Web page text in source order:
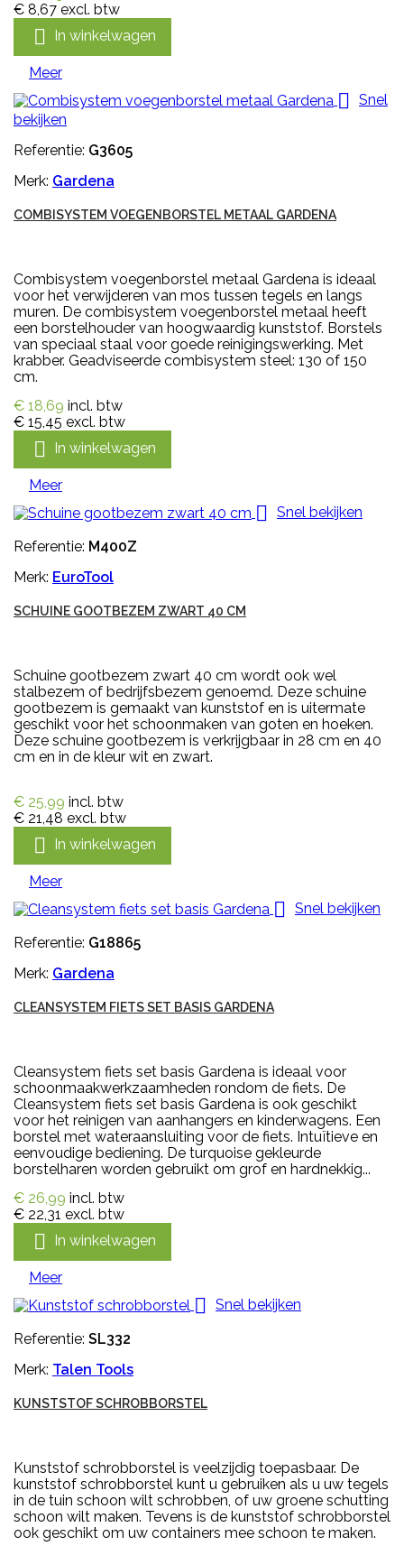
€ 8,67 excl. btw
 In winkelwagen
Meer
 Snel
bekijken
Referentie: G3605
Merk: Gardena
COMBISYSTEM VOEGENBORSTEL METAAL GARDENA
Combisystem voegenborstel metaal Gardena is ideaal
voor het verwijderen van mos tussen tegels en langs
muren. De combisystem voegenborstel metaal heeft
een borstelhouder van hoogwaardig kunststof. Borstels
van speciaal staal voor goede reinigingswerking. Met
krabber. Geadviseerde combisystem steel: 130 of 150
cm.
€ 18,69 incl. btw
€ 15,45 excl. btw
 In winkelwagen
Meer
 Snel bekijken
Referentie: M400Z
Merk: EuroTool
SCHUINE GOOTBEZEM ZWART 40 CM
Schuine gootbezem zwart 40 cm wordt ook wel
stalbezem of bedrijfsbezem genoemd. Deze schuine
gootbezem is gemaakt van kunststof en is uitermate
geschikt voor het schoonmaken van goten en hoeken.
Deze schuine gootbezem is verkrijgbaar in 28 cm en 40
cm en in de kleur wit en zwart.
€ 25,99 incl. btw
€ 21,48 excl. btw
 In winkelwagen
Meer
 Snel bekijken
Referentie: G18865
Merk: Gardena
CLEANSYSTEM FIETS SET BASIS GARDENA
Cleansystem fiets set basis Gardena is ideaal voor
schoonmaakwerkzaamheden rondom de fiets. De
Cleansystem fiets set basis Gardena is ook geschikt
voor het reinigen van aanhangers en kinderwagens. Een
borstel met wateraansluiting voor de fiets. Intuïtieve en
eenvoudige bediening. De turquoise gekleurde
borstelharen worden gebruikt om grof en hardnekkig...
€ 26,99 incl. btw
€ 22,31 excl. btw
 In winkelwagen
Meer
 Snel bekijken
Referentie: SL332
Merk: Talen Tools
KUNSTSTOF SCHROBBORSTEL
Kunststof schrobborstel is veelzijdig toepasbaar. De
kunststof schrobborstel kunt u gebruiken als u uw tegels
in de tuin schoon wilt schrobben, of uw groene schutting
schoon wilt maken. Tevens is de kunststof schrobborstel
ook geschikt om uw containers mee schoon te maken.